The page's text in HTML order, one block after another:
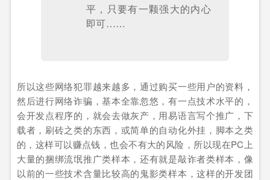
平，只要有一颗强大的内心
即可……
所以这些网络犯罪越来越多，通过购买一些用户的资料，
然后进行网络诈骗，基本全靠忽悠，有一点技术水平的，
会开发点程序的，就会去做灰产，用易语言写个推广，下
载者，刷砖之类的东西，或简单的自动化外挂，脚本之类
的，这样可以赚点钱，也会不有大的风险，所以现在PC上
大量的捆绑流氓推广类样本，还有就是敲诈者类样本，像
以前的一些技术含量比较高的鬼影类样本，这样的开发团